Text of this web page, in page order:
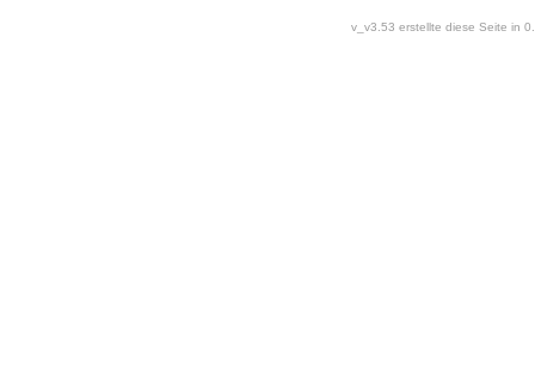
v_v3.53 erstellte diese Seite in